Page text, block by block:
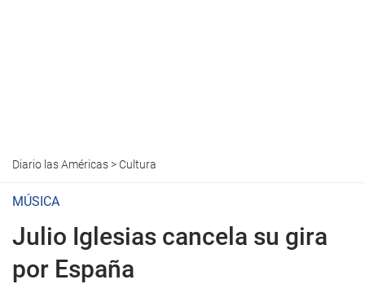
Diario las Américas> Cultura
MÚSICA
Julio Iglesias cancela su gira
por España